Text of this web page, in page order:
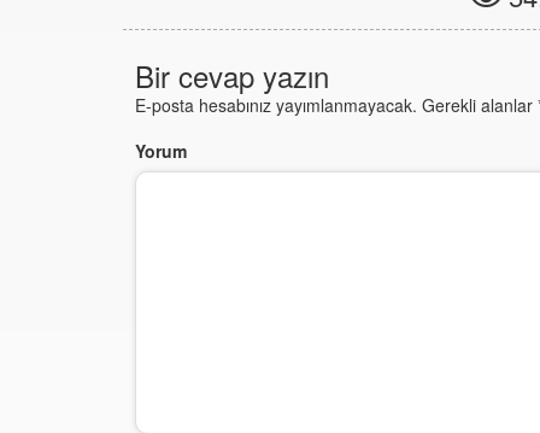
Bir cevap yazın
E-posta hesabınız yayımlanmayacak. Gerekli alanlar
Yorum